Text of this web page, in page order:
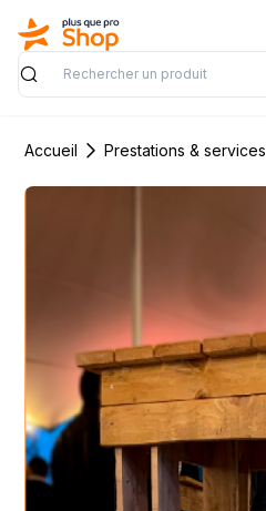
Rechercher
Accueil Prestations & services